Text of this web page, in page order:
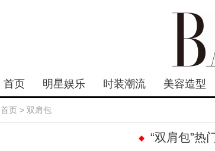
首页 明星娱乐 时装潮流 美容造型
首页 > 双肩包
“双肩包”热